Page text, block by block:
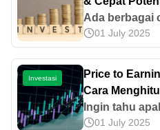
Ada berbagai
yang bisa
konsep dasar
secara
selengkapnya
01 July 2025
Investasi
Price to
Cara
Ingin tahu
layak dibeli?
01 July 2025